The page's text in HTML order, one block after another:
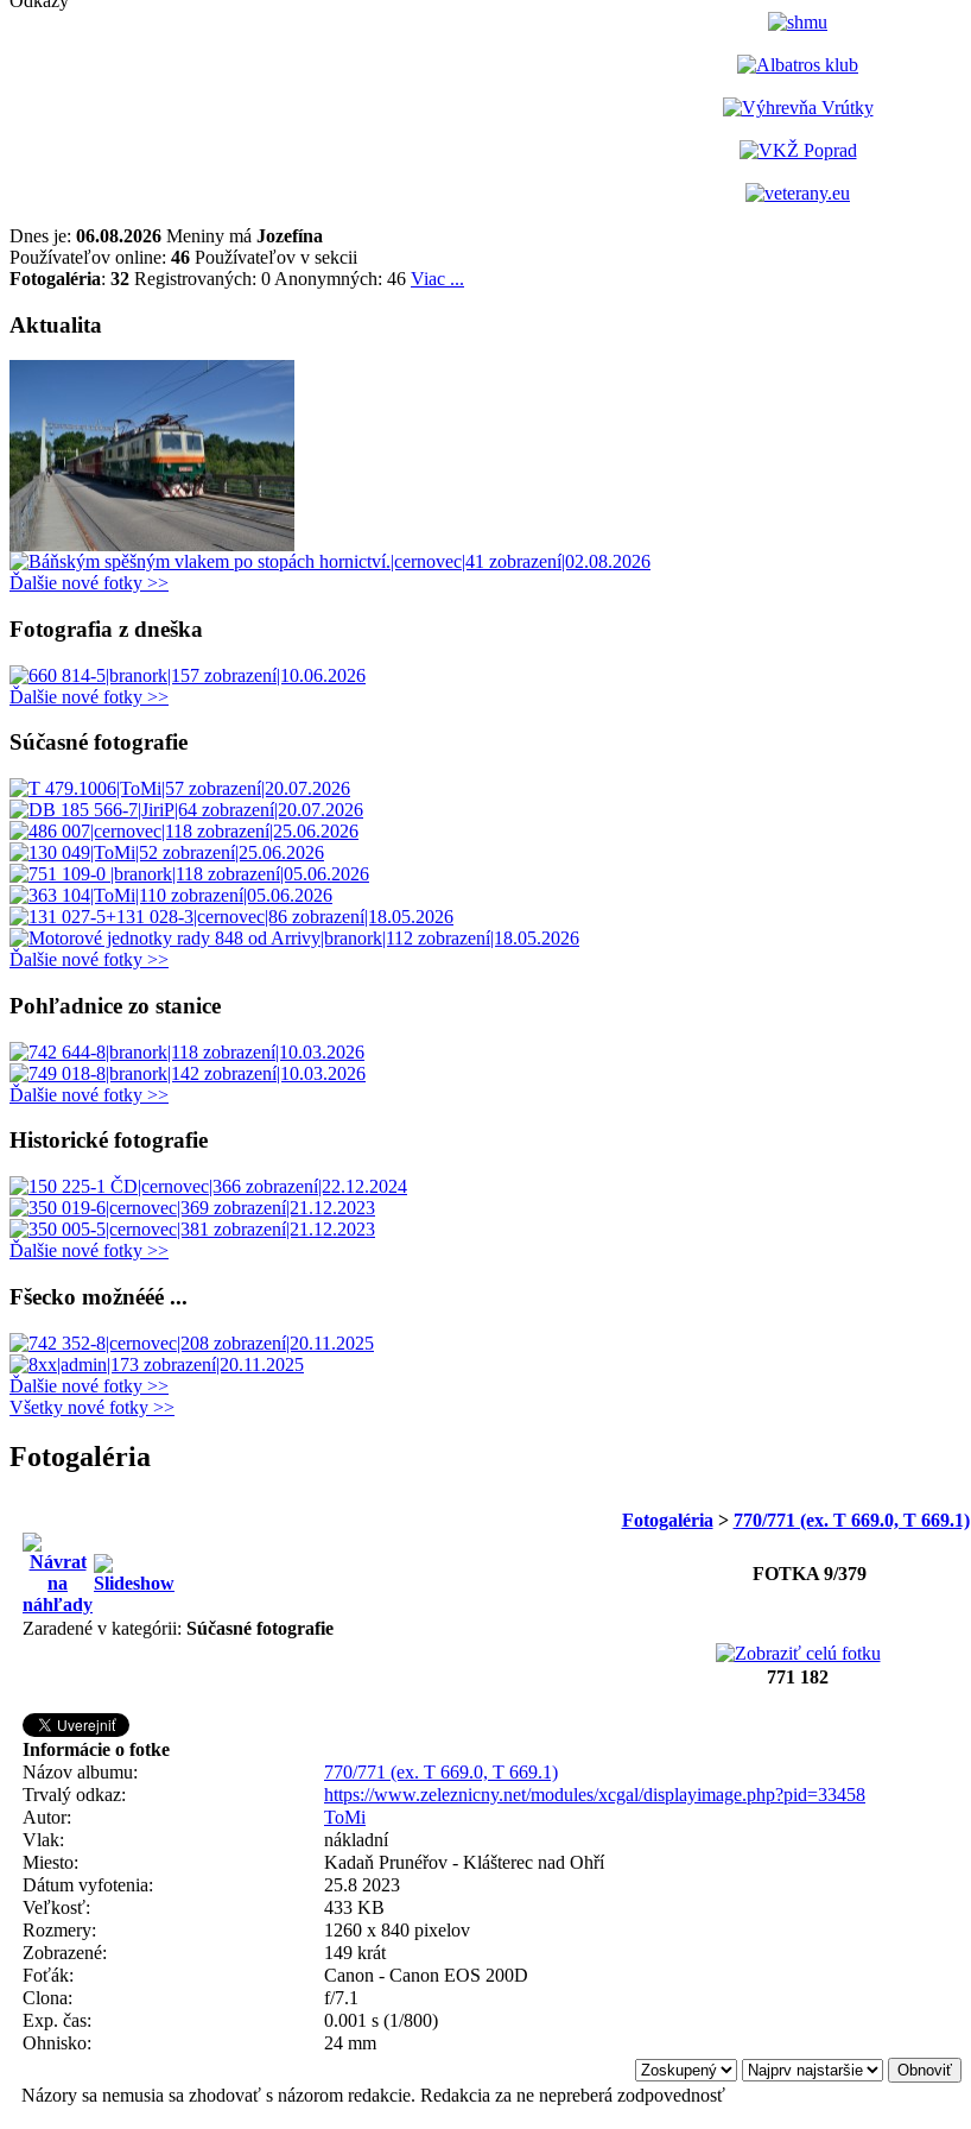
Dnes je: 06.08.2026 Meniny má Jozefína
Používateľov online: 46 Používateľov v sekcii
Fotogaléria: 32 Registrovaných: 0 Anonymných: 46 Viac ...
Aktualita
Ďalšie nové fotky >>
Fotografia z dneška
Ďalšie nové fotky >>
Súčasné fotografie
Ďalšie nové fotky >>
Pohľadnice zo stanice
Ďalšie nové fotky >>
Historické fotografie
Ďalšie nové fotky >>
Fšecko možnééé ...
Ďalšie nové fotky >>
Všetky nové fotky >>
Fotogaléria
Fotogaléria > 770/771 (ex. T 669.0, T 669.1)
FOTKA 9/379
Zaradené v kategórii: Súčasné fotografie
771 182
Informácie o fotke
Názov albumu:
770/771 (ex. T 669.0, T 669.1)
Trvalý odkaz:
https://www.zeleznicny.net/modules/xcgal/displayimage.php?pid=33458
Autor:
ToMi
Vlak:
nákladní
Miesto:
Kadaň Prunéřov - Klášterec nad Ohří
Dátum vyfotenia:
25.8 2023
Veľkosť:
433 KB
Rozmery:
1260 x 840 pixelov
Zobrazené:
149 krát
Foťák:
Canon - Canon EOS 200D
Clona:
f/7.1
Exp. čas:
0.001 s (1/800)
Ohnisko:
24 mm
Názory sa nemusia sa zhodovať s názorom redakcie. Redakcia za ne nepreberá zodpovednosť